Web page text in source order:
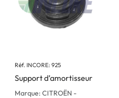
Réf. INCORE: 925
Support d’amortisseur
Marque: CITROËN -